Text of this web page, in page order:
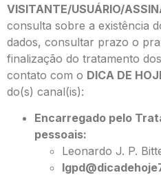
VISITANTE/USUÁRIO/
consulta sobre a existência
dados, consultar prazo o
finalização do tratamento
contato com o DICA DE
do(s) canal(is):
Encarregado pelo
pessoais:
Leonardo J. P.